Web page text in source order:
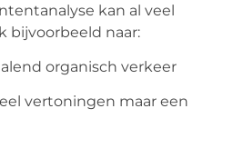
kan al veel
bijvoorbeeld naar:
organisch verkeer
vertoningen maar een